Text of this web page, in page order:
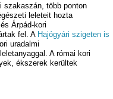
szakaszán, több ponton
leleteit hozta
Árpád-kori
fel. A Hajógyári szigeten is
uradalmi
A római kori
ékszerek kerültek